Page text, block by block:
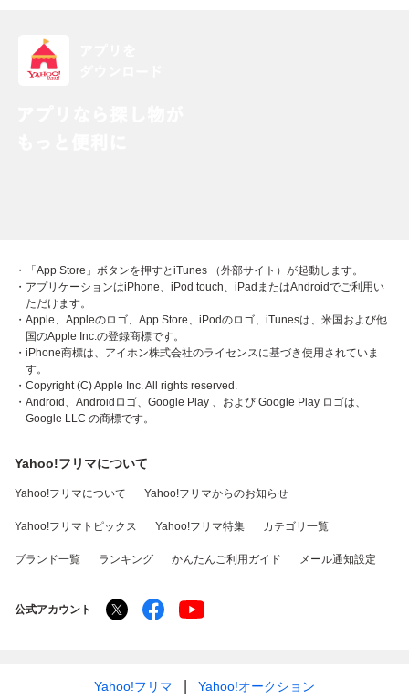
・「App Store」ボタンを押すとiTunes （外部サイト）が起動します。
・アプリケーションはiPhone、iPod touch、iPadまたはAndroidでご利用い
ただけます。
・Apple、Appleのロゴ、App Store、iPodのロゴ、iTunesは、米国および他
国のApple Inc.の登録商標です。
・iPhone商標は、アイホン株式会社のライセンスに基づき使用されていま
す。
・Copyright (C) Apple Inc. All rights reserved.
・Android、Androidロゴ、Google Play 、および Google Play ロゴは、
Google LLC の商標です。
Yahoo!フリマについて
Yahoo!フリマについて Yahoo!フリマからのお知らせ
Yahoo!フリマトピックス Yahoo!フリマ特集 カテゴリ一覧
ブランド一覧 ランキング かんたんご利用ガイド メール通知設定
公式アカウント
Yahoo!フリマ Yahoo!オークション